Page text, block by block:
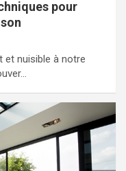
pour
et nuisible à notre